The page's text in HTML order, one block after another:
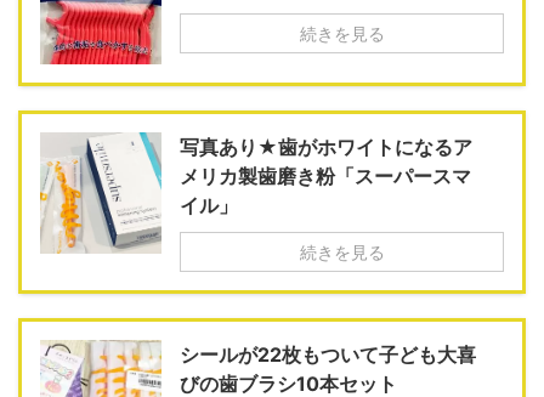
続きを見る
写真あり★歯がホワイトになるア
メリカ製歯磨き粉「スーパースマ
イル」
続きを見る
シールが22枚もついて子ども大喜
びの歯ブラシ10本セット